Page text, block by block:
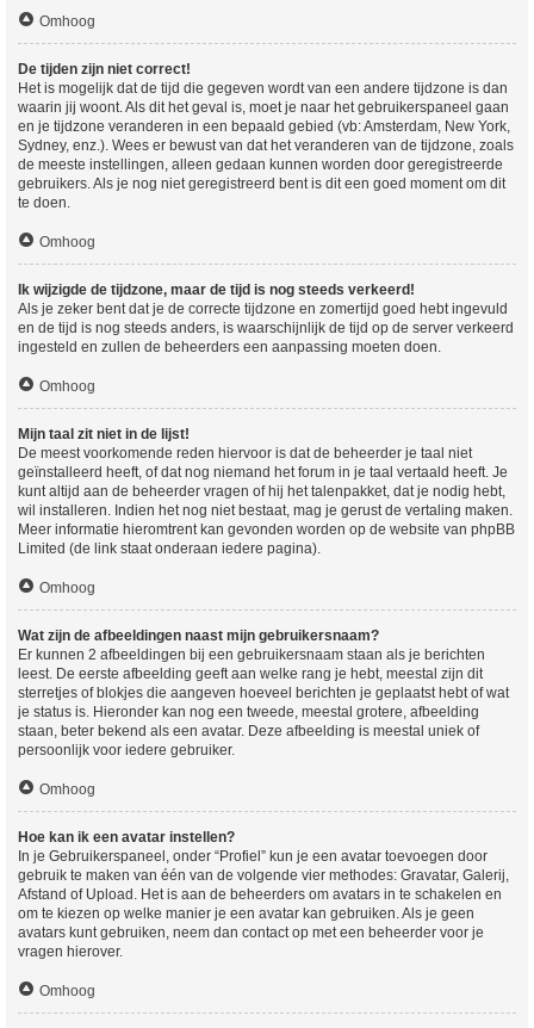
Omhoog
De tijden zijn niet correct!
Het is mogelijk dat de tijd die gegeven wordt van een andere tijdzone is dan
waarin jij woont. Als dit het geval is, moet je naar het gebruikerspaneel gaan
en je tijdzone veranderen in een bepaald gebied (vb: Amsterdam, New York,
Sydney, enz.). Wees er bewust van dat het veranderen van de tijdzone, zoals
de meeste instellingen, alleen gedaan kunnen worden door geregistreerde
gebruikers. Als je nog niet geregistreerd bent is dit een goed moment om dit
te doen.
Omhoog
Ik wijzigde de tijdzone, maar de tijd is nog steeds verkeerd!
Als je zeker bent dat je de correcte tijdzone en zomertijd goed hebt ingevuld
en de tijd is nog steeds anders, is waarschijnlijk de tijd op de server verkeerd
ingesteld en zullen de beheerders een aanpassing moeten doen.
Omhoog
Mijn taal zit niet in de lijst!
De meest voorkomende reden hiervoor is dat de beheerder je taal niet
geïnstalleerd heeft, of dat nog niemand het forum in je taal vertaald heeft. Je
kunt altijd aan de beheerder vragen of hij het talenpakket, dat je nodig hebt,
wil installeren. Indien het nog niet bestaat, mag je gerust de vertaling maken.
Meer informatie hieromtrent kan gevonden worden op de website van phpBB
Limited (de link staat onderaan iedere pagina).
Omhoog
Wat zijn de afbeeldingen naast mijn gebruikersnaam?
Er kunnen 2 afbeeldingen bij een gebruikersnaam staan als je berichten
leest. De eerste afbeelding geeft aan welke rang je hebt, meestal zijn dit
sterretjes of blokjes die aangeven hoeveel berichten je geplaatst hebt of wat
je status is. Hieronder kan nog een tweede, meestal grotere, afbeelding
staan, beter bekend als een avatar. Deze afbeelding is meestal uniek of
persoonlijk voor iedere gebruiker.
Omhoog
Hoe kan ik een avatar instellen?
In je Gebruikerspaneel, onder “Profiel” kun je een avatar toevoegen door
gebruik te maken van één van de volgende vier methodes: Gravatar, Galerij,
Afstand of Upload. Het is aan de beheerders om avatars in te schakelen en
om te kiezen op welke manier je een avatar kan gebruiken. Als je geen
avatars kunt gebruiken, neem dan contact op met een beheerder voor je
vragen hierover.
Omhoog